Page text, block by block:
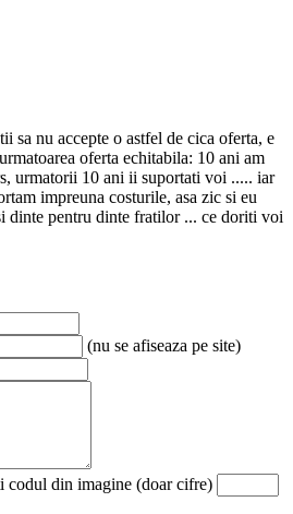
sa nu accepte o astfel de cica oferta, e
oferta echitabila: 10 ani am
urmatorii 10 ani ii suportati voi ..... iar
impreuna costurile, asa zic si eu
dinte pentru dinte fratilor ... ce doriti voi
(nu se afiseaza pe site)
codul din imagine (doar cifre)